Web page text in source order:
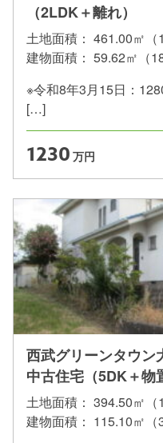
（2LDK＋離れ）
土地面積： 461.00㎡（
建物面積： 59.62㎡（
※令和8年3月15日：
[…]
1230万円
西武グリーンタウン
中古住宅（5DK＋物
土地面積： 394.50㎡（
建物面積： 115.10㎡（